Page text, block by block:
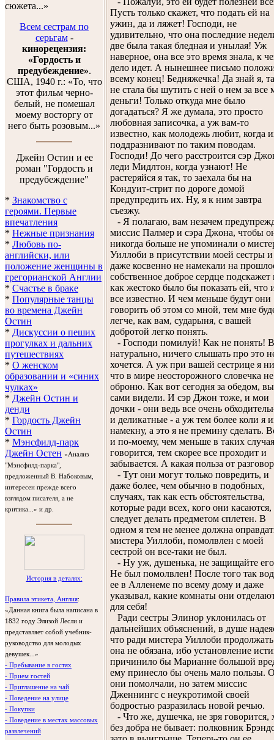
сюжета...»
Всем сестрам по
серьгам-
кинорецензия:
«Гордость и
предубеждение».
США, 1940 г.: «То, что
этот фильм черно-
белый, не помешал
моему восторгу от
него быть розовым...»
Джейн Остин и ее
роман "Гордость и
предубеждение"
* Знакомство с
героями. Первые
впечатления
* Нежные признания
* Любовь по-
английски, или
положение женщины в
грегорианской Англии
* Счастье в браке
* Популярные танцы
во времена Джейн
Остин
* Дискуссии о пеших
прогулках и дальних
путешествиях
* О женском
образовании и «синих
чулках»
* Джейн Остин и
денди
* Гордость Джейн
Остин
* Мэнсфилд-парк
Джейн Остен «Анализ
"Мэнсфилд-парка",
предложенный В. Набоковым,
интересен прежде всего
взглядом писателя, а не
критика...» и др.
История в деталях:
Правила этикета, Англия:
«Данная книга была написана в
1832 году Элизой Лесли и
представляет собой учебник-
руководство для молодых
девушек...»
- Пребывание в гостях
- Прием гостей
- Приглашение на чай
- Поведение на улице
- Покупки
- Поведение в местах массовых
развлечений
Пусть только скажет, что подать ей на
ужин, да и ляжет! Господи, не
удивительно, что она последние
две была такая бледная и унылая! Уж
наверное, она все это время знала, к
дело идет. А нынешнее письмо
всему конец! Бедняжечка! Да знай я,
не стала бы шутить с ней о нем за все
деньги! Только откуда мне было
догадаться? Я же думала, это просто
любовная записочка, а уж вам-то
известно, как молодежь любит, когда
поддразнивают по таким поводам.
Господи! До чего расстроится сэр
леди Мидлтон, когда узнают! Не
растеряйся я так, то заехала бы на
Кондуит-стрит по дороге домой
предупредить их. Ну, я к ним завтра
съезжу.
- Я полагаю, вам незачем
миссис Палмер и сэра Джона, чтобы
никогда больше не упоминали о
Уиллоби в присутствии моей сестры и
даже косвенно не намекали на
собственное доброе сердце
как жестоко было бы показать ей, что
все известно. И чем меньше будут они
говорить об этом со мной, тем мне
легче, как вам, сударыня, с вашей
добротой легко понять.
- Господи помилуй! Как не понять!
натурально, ничего слышать про это
хочется. А уж при вашей сестрице я
что в мире неосторожного словечка не
оброню. Как вот сегодня за обедом,
сами видели. И сэр Джон тоже, и мои
дочки - они ведь все очень
и деликатные - а уж тем более коли я
намекну, а это я не премину сделать.
и по-моему, чем меньше в таких
говорится, тем скорее все проходит и
забывается. А какая польза от
- Тут они могут только повредить, и
даже более, чем обычно в подобных,
случаях, так как есть обстоятельства,
которые ради всех, кого они касаются,
следует делать предметом сплетен. В
одном я тем не менее должна
мистера Уиллоби, помолвлен с моей
сестрой он все-таки не был.
- Ну уж, душенька, не защищайте
Не был помолвлен! После того так
ее в Алленеме по всему дому и даже
указывал, какие комнаты они
для себя!
Ради сестры Элинор уклонилась от
дальнейших объяснений, в душе
что ради мистера Уиллоби
она не обязана, ибо установление
причинило бы Марианне большой
ему принесло бы очень мало пользы.
они помолчали, но затем миссис
Дженнингс с неукротимой своей
бодростью разразилась новой речью.
- Что же, душечка, не зря говорится,
без добра не бывает: полковник